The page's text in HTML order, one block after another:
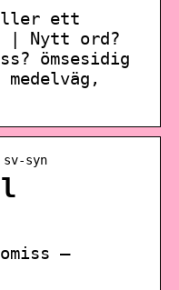
eller ett
| Nytt ord?
ömsesidig
syn
–